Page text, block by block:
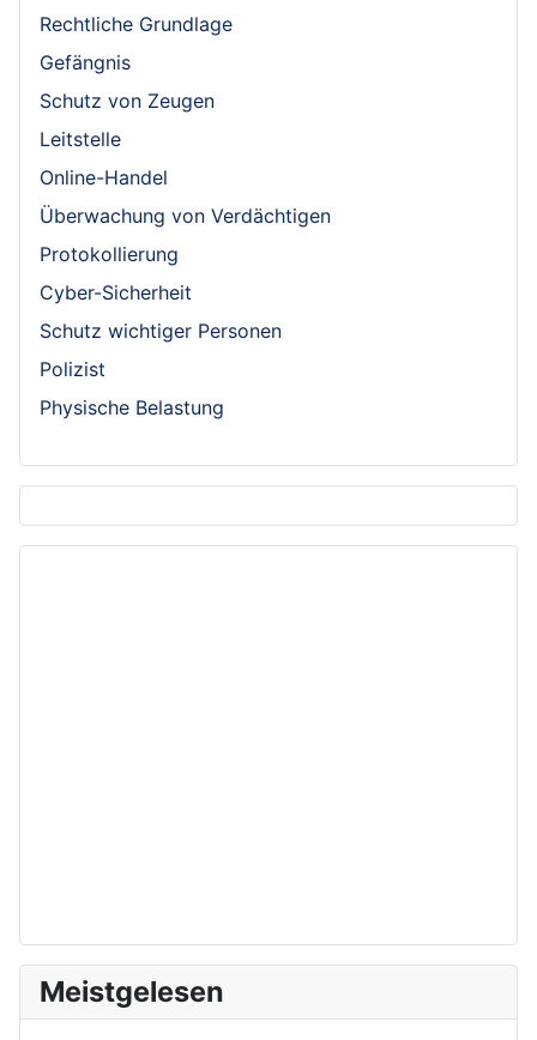
Rechtliche Grundlage
Gefängnis
Schutz von Zeugen
Leitstelle
Online-Handel
Überwachung von Verdächtigen
Protokollierung
Cyber-Sicherheit
Schutz wichtiger Personen
Polizist
Physische Belastung
Meistgelesen